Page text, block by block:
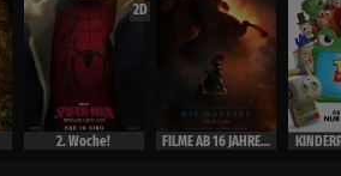
2D
2. Woche! FILME AB 16 JAHRE ( Ausweis)